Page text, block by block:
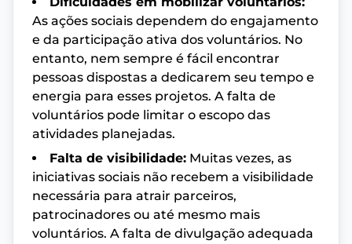
As ações sociais dependem do engajamento
e da participação ativa dos voluntários. No
entanto, nem sempre é fácil encontrar
pessoas dispostas a dedicarem seu tempo e
energia para esses projetos. A falta de
voluntários pode limitar o escopo das
atividades planejadas.
Falta de visibilidade: Muitas vezes, as
iniciativas sociais não recebem a visibilidade
necessária para atrair parceiros,
patrocinadores ou até mesmo mais
voluntários. A falta de divulgação adequada